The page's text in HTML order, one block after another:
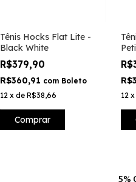
Tênis Hocks Flat Lite -
Black White
R$379,90
R$360,91 com Boleto
12 xdeR$38,66
Comprar
12
5%